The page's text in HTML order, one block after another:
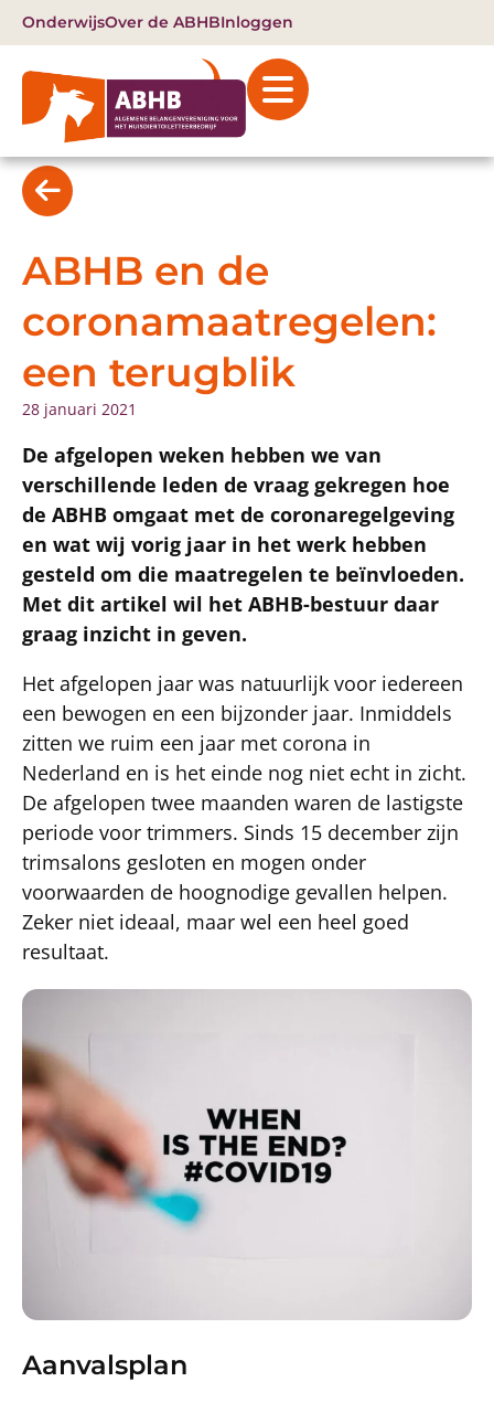
OnderwijsOver de ABHBInloggen
ABHB en de
coronamaatregelen:
een terugblik
28 januari 2021
De afgelopen weken hebben we van
verschillende leden de vraag gekregen hoe
de ABHB omgaat met de coronaregelgeving
en wat wij vorig jaar in het werk hebben
gesteld om die maatregelen te beïnvloeden.
Met dit artikel wil het ABHB-bestuur daar
graag inzicht in geven.
Het afgelopen jaar was natuurlijk voor iedereen
een bewogen en een bijzonder jaar. Inmiddels
zitten we ruim een jaar met corona in
Nederland en is het einde nog niet echt in zicht.
De afgelopen twee maanden waren de lastigste
periode voor trimmers. Sinds 15 december zijn
trimsalons gesloten en mogen onder
voorwaarden de hoognodige gevallen helpen.
Zeker niet ideaal, maar wel een heel goed
resultaat.
Aanvalsplan